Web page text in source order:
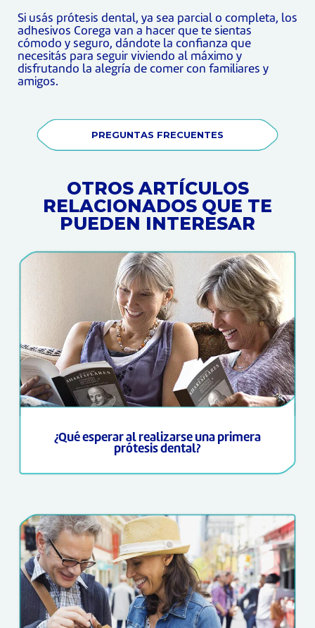
Si usás prótesis dental, ya sea parcial o completa, los
adhesivos Corega van a hacer que te sientas
cómodo y seguro, dándote la confianza que
necesitás para seguir viviendo al máximo y
disfrutando la alegría de comer con familiares y
amigos.
PREGUNTAS FRECUENTES
OTROS ARTÍCULOS
RELACIONADOS QUE TE
PUEDEN INTERESAR
¿Qué esperar al realizarse una primera
prótesis dental?